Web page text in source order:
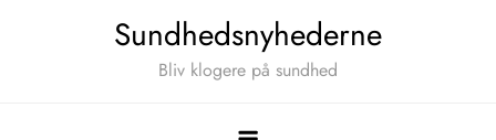
Sundhedsnyhederne
Bliv klogere på sundhed